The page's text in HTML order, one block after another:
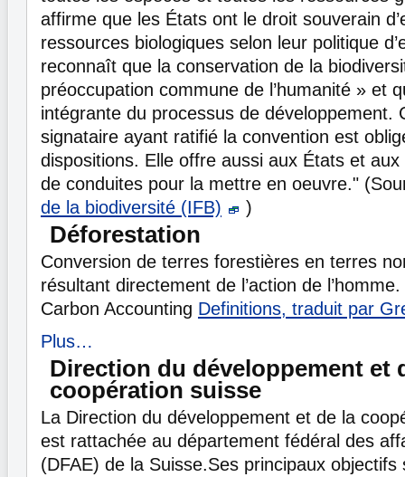
affirme que les États ont le droit souverain
ressources biologiques selon leur politique
reconnaît que la conservation de la
préoccupation commune de l’humanité » et
intégrante du processus de développement.
signataire ayant ratifié la convention est
dispositions. Elle offre aussi aux États et
de conduites pour la mettre en oeuvre."
de la biodiversité (IFB)
)
Déforestation
Conversion de terres forestières en terres
résultant directement de l’action de
Carbon Accounting Definitions, traduit par
Plus…
Direction du développement et
coopération suisse
La Direction du développement et de la
est rattachée au département fédéral des
(DFAE) de la Suisse.Ses principaux objectifs